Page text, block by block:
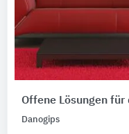
Offene Lösungen für
Danogips